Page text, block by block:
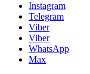
Instagram
Telegram
Viber
Viber
WhatsApp
Max